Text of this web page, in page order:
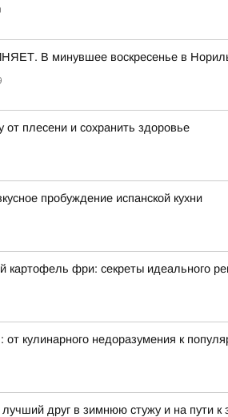
В минувшее воскресенье в
от плесени и сохранить здоровье
пробуждение испанской кухни
картофель фри: секреты идеального
от кулинарного недоразумения к
друг в зимнюю стужу и на пути к